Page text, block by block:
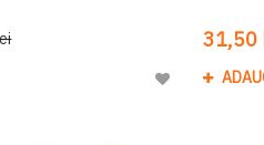
Adaugă
31,50